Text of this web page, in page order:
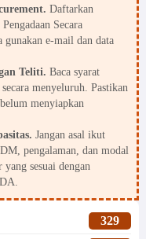
Daftarkan
Secara
e-mail dan data
Teliti. Baca syarat
menyeluruh. Pastikan
menyiapkan
Jangan asal ikut
pengalaman, dan modal
sesuai dengan
329